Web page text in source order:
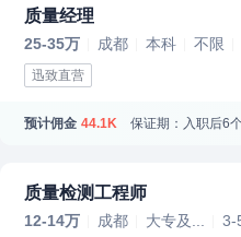
质量经理
25-35万 成都 本科 不限
迅致直营
预计佣金 44.1K 保证期：入职后6
质量检测工程师
12-14万 成都 大专及... 3-